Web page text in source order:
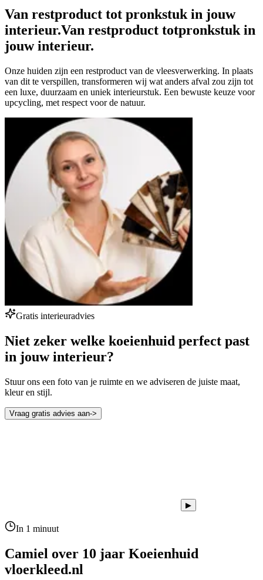
Van restproduct tot pronkstuk in jouw
interieur.Van restproduct totpronkstuk in
jouw interieur.
Onze huiden zijn een restproduct van de vleesverwerking. In plaats
van dit te verspillen, transformeren wij wat anders afval zou zijn tot
een luxe, duurzaam en uniek interieurstuk. Een bewuste keuze voor
upcycling, met respect voor de natuur.
Gratis interieuradvies
Niet zeker welke koeienhuid perfect past
in jouw interieur?
Stuur ons een foto van je ruimte en we adviseren de juiste maat,
kleur en stijl.
Vraag gratis advies aan->
▶
In 1 minuut
Camiel over 10 jaar Koeienhuid
vloerkleed.nl